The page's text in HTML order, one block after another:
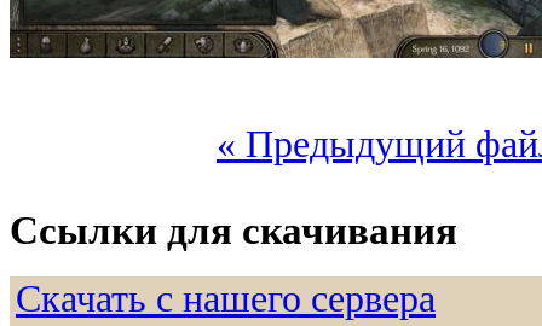
« Предыдущий
Ссылки для скачивания
Скачать с нашего сервера